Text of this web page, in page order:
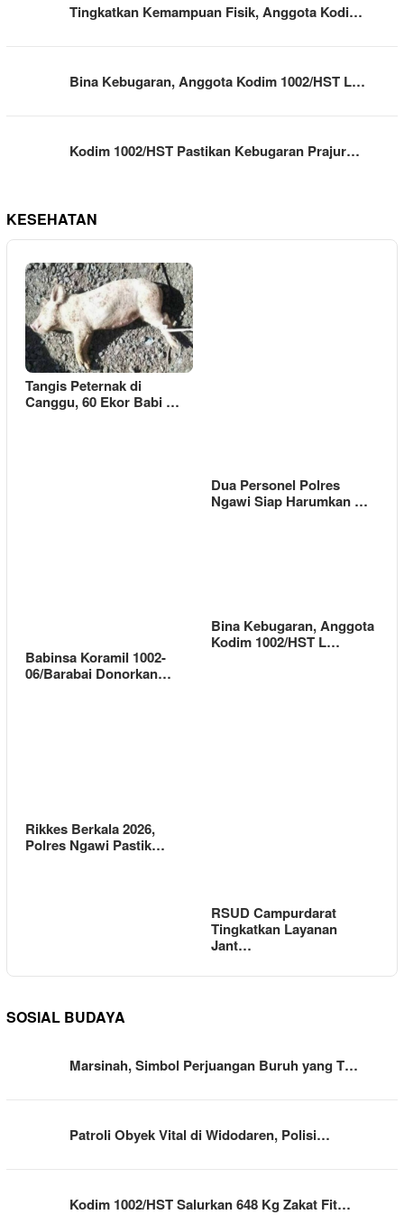
Tingkatkan Kemampuan Fisik, Anggota Kodi…
Bina Kebugaran, Anggota Kodim 1002/HST L…
Kodim 1002/HST Pastikan Kebugaran Prajur…
KESEHATAN
Tangis Peternak di
Canggu, 60 Ekor Babi …
Dua Personel Polres
Ngawi Siap Harumkan …
Babinsa Koramil 1002-
06/Barabai Donorkan…
Bina Kebugaran, Anggota
Kodim 1002/HST L…
Rikkes Berkala 2026,
Polres Ngawi Pastik…
RSUD Campurdarat
Tingkatkan Layanan
Jant…
SOSIAL BUDAYA
Marsinah, Simbol Perjuangan Buruh yang T…
Patroli Obyek Vital di Widodaren, Polisi…
Kodim 1002/HST Salurkan 648 Kg Zakat Fit…